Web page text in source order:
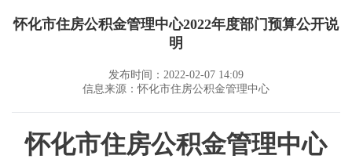
怀化市住房公积金管理中心2022年度部门预算公开说
明
发布时间：2022-02-07 14:09
信息来源：怀化市住房公积金管理中心
怀化市住房公积金管理中心